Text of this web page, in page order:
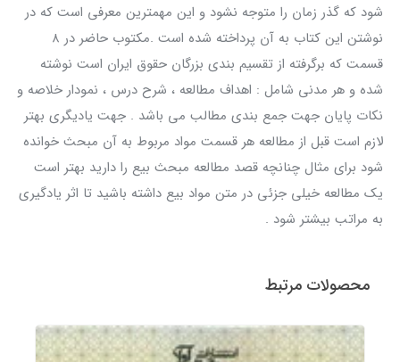
شود که گذر زمان را متوجه نشود و این مهمترین معرفی است که در
نوشتن این کتاب به آن پرداخته شده است .مکتوب حاضر در ۸
قسمت که برگرفته از تقسیم بندی بزرگان حقوق ایران است نوشته
شده و هر مدنی شامل : اهداف مطالعه ، شرح درس ، نمودار خلاصه و
نکات پایان جهت جمع بندی مطالب می باشد . جهت یادیگری بهتر
لازم است قبل از مطالعه هر قسمت مواد مربوط به آن مبحث خوانده
شود برای مثال چنانچه قصد مطالعه مبحث بیع را دارید بهتر است
یک مطالعه خیلی جزئی در متن مواد بيع داشته باشید تا اثر یادگیری
به مراتب بیشتر شود .
محصولات مرتبط